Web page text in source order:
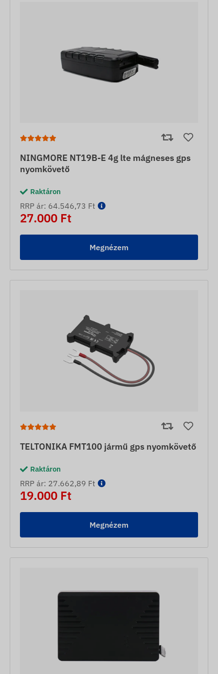
NINGMORE NT19B-E 4g lte mágneses gps
nyomkövető
Raktáron
RRP ár: 64.546,73 Ft
27.000 Ft
Megnézem
TELTONIKA FMT100 jármű gps nyomkövető
Raktáron
RRP ár: 27.662,89 Ft
19.000 Ft
Megnézem